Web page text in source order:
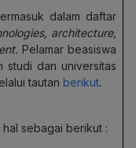
dalam daftar
architecture,
Pelamar beasiswa
studi dan universitas
tautan berikut.
sebagai berikut :